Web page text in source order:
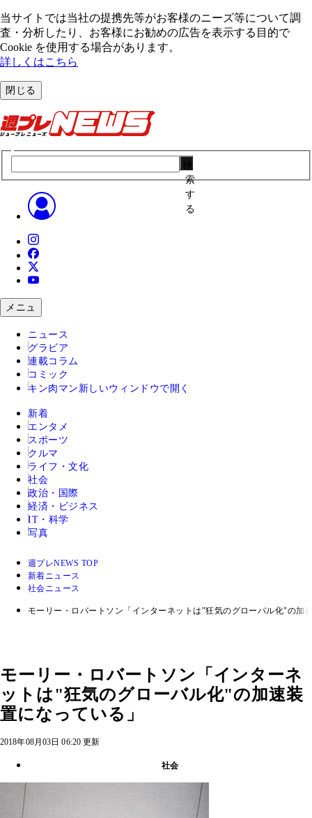
当サイトでは当社の提携先等がお客様のニーズ等について調
査・分析したり、お客様にお勧めの広告を表⽰する⽬的で
Cookie を使⽤する場合があります。
詳しくはこちら
閉じる
索
す
る
メニュ
ニュース
グラビア
連載コラム
コミック
キン肉マン 新しいウィンドウで開く
新着
エンタメ
スポーツ
クルマ
ライフ・文化
社会
政治・国際
経済・ビジネス
IT・科学
写真
週プレNEWS TOP
新着ニュース
社会ニュース
モーリー・ロバートソン「インターネットは"狂気のグローバル化"の加
モーリー・ロバートソン「インターネ
ットは"狂気のグローバル化"の加速装
置になっている」
2018年08月03日 06:20 更新
社会